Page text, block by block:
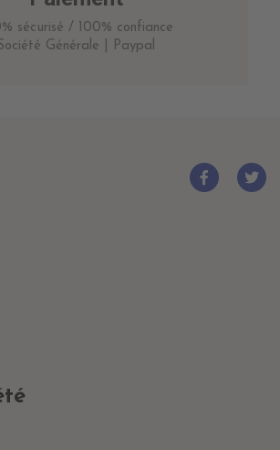
sécurisé / 100% confiance
Générale | Paypal